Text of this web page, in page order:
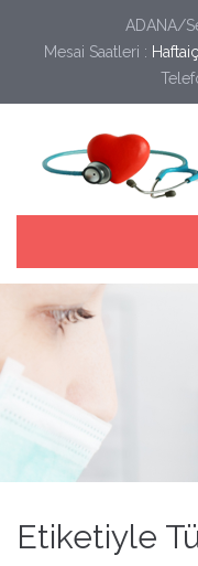
ADANA/
Mesai Saatleri :
Etiketiyle